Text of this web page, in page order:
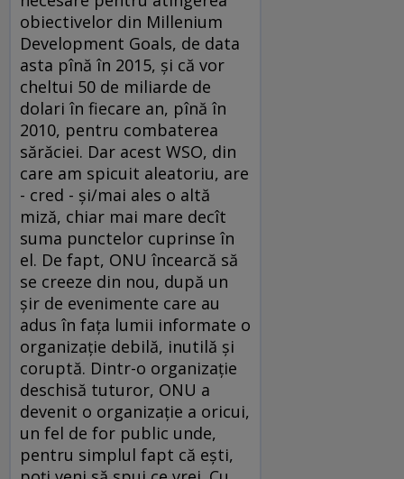
obiectivelor din Millenium
Development Goals, de data
asta pînă în 2015, şi că vor
cheltui 50 de miliarde de
dolari în fiecare an, pînă în
2010, pentru combaterea
sărăciei. Dar acest WSO, din
care am spicuit aleatoriu, are
- cred - şi/mai ales o altă
miză, chiar mai mare decît
suma punctelor cuprinse în
el. De fapt, ONU încearcă să
se creeze din nou, după un
şir de evenimente care au
adus în faţa lumii informate o
organizaţie debilă, inutilă şi
coruptă. Dintr-o organizaţie
deschisă tuturor, ONU a
devenit o organizaţie a oricui,
un fel de for public unde,
pentru simplul fapt că eşti,